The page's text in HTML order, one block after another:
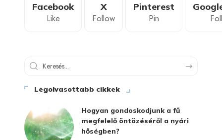
Facebook
Like
X
Follow
Pinterest
Pin
Legolvasottabb cikkek
Hogyan gondoskodjunk a fű
megfelelő öntözéséről a nyári
hőségben?